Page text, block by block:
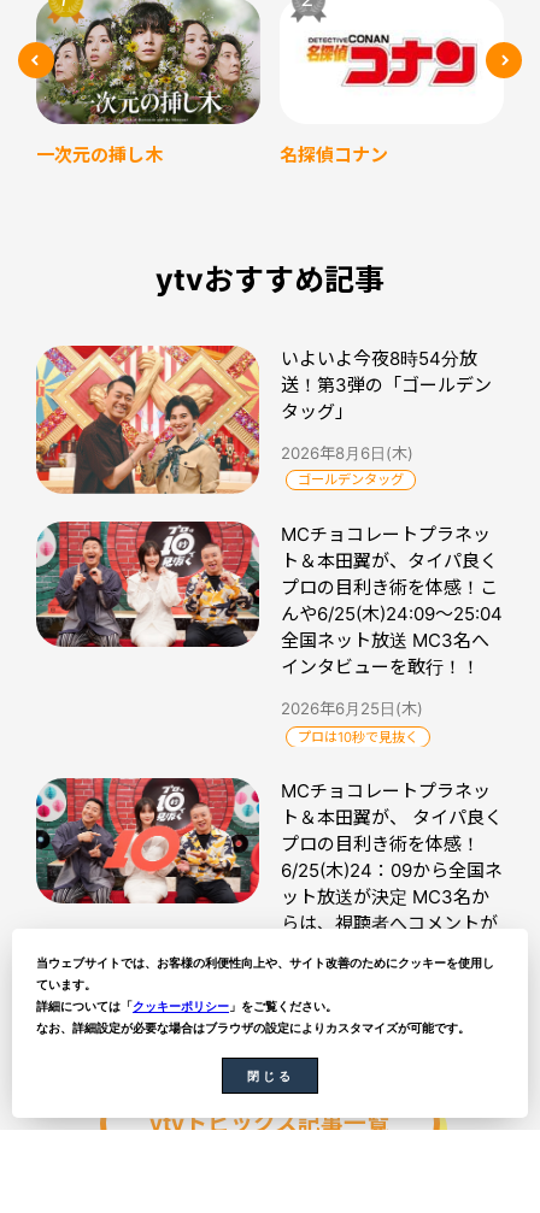
一次元の挿し木 名探偵コナン
ytvおすすめ記事
いよいよ今夜8時54分放
送！第3弾の「ゴールデン
タッグ」
2026年8月6日(木)
ゴールデンタッグ
MCチョコレートプラネッ
ト＆本田翼が、タイパ良く
プロの目利き術を体感！こ
んや6/25(木)24:09～25:04
全国ネット放送 MC3名へ
インタビューを敢行！！
2026年6月25日(木)
プロは10秒で見抜く
MCチョコレートプラネッ
ト＆本田翼が、 タイパ良く
プロの目利き術を体感！
6/25(木)24：09から全国ネ
ット放送が決定 MC3名か
らは、視聴者へコメントが
プロは10秒で見抜く
ytvトピックス記事一覧
当ウェブサイトでは、お客様の利便性向上や、サイト改善のためにクッキーを使用し
ています。
詳細については「クッキーポリシー 」をご覧ください。
なお、詳細設定が必要な場合はブラウザの設定によりカスタマイズが可能です。
閉じる